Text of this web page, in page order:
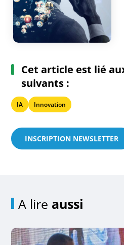
Cet article est lié
suivants :
IA Innovation
INSCRIPTION NEWSLETTER
A lire aussi